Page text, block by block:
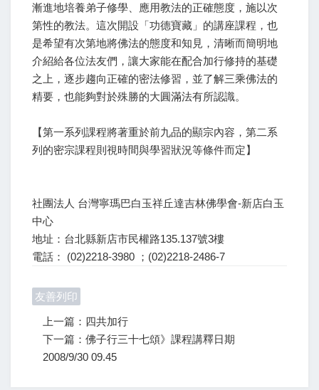
漸進地培養弟子修學、應用教法的正確態度，施以次
第性的教法。這次開設「功德寶藏」的講座課程，也
是希望有次第地將佛法的態度和知見，清晰而簡明地
介紹給各位法友們，讓大家能在配合加行修持的基礎
之上，逐步趨向正確的密法修習，並了解三乘佛法的
精要，也能夠對於殊勝的大圓滿法有所認識。
【第一系列課程將著重於前九品的顯宗內容，第二系
列的密宗課程則視時間與學習狀況等條件而定】
社團法人 台灣寧瑪巴白玉祥丘達吉林佛學會-新店白玉
中心
地址：台北縣新店市民權路135.137號3樓
電話： (02)2218-3980 ；(02)2218-2486-7
友善列印
上一篇：四共加行
下一篇：佛子行三十七頌》課程講釋日期
2008/9/30 09.45